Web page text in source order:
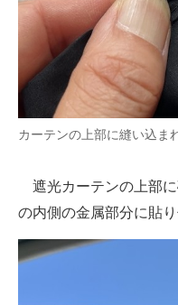
カーテンの上部に縫い込ま
遮光カーテンの上部
の内側の金属部分に貼り